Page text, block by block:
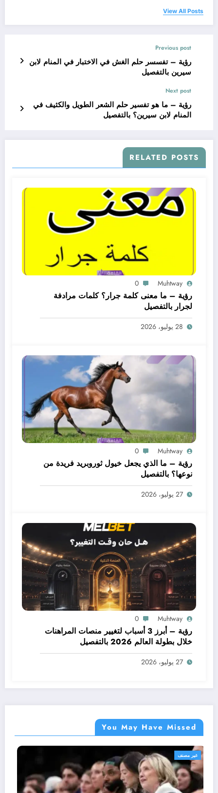
View All Posts
Previous post
رؤية – تفسسر حلم الغش في الاختبار في المنام لابن
سيرين بالتفصيل
Next post
رؤية – ما هو تفسير حلم الشعر الطويل والكثيف في
المنام لابن سيرين؟ بالتفصيل
RELATED POSTS
Muhtway
0
رؤية – ما معنى كلمة جرار؟ كلمات مرادفة
لجرار بالتفصيل
28 يوليو، 2026
Muhtway
0
رؤية – ما الذي يجعل خيول ثوروبريد فريدة من
نوعها؟ بالتفصيل
27 يوليو، 2026
Muhtway
0
رؤية – أبرز 3 أسباب لتغيير منصات المراهنات
خلال بطولة العالم 2026 بالتفصيل
27 يوليو، 2026
You May Have Missed
غير مصنف